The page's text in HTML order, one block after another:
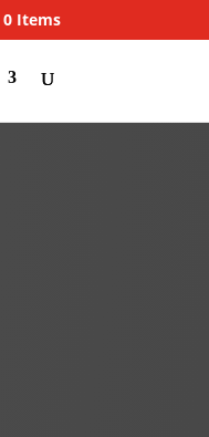
0 Items